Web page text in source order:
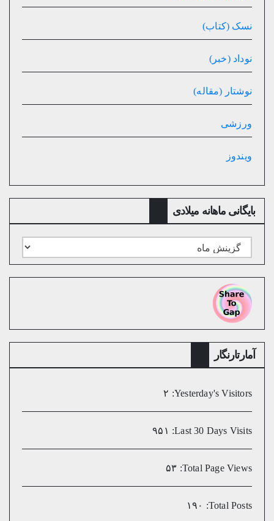
نسک (کتاب)
نوداد (خبر)
نوشتار (مقاله)
ورزشی
ویندوز
بایگانی ماهانه میلادی
بایگانی
ماهانه
میلادی
آمارتارنگار
Yesterday's Visitors: ۲
Last 30 Days Visits: ۹۵۱
Total Page Views: ۵۳
Total Posts: ۱۹۰